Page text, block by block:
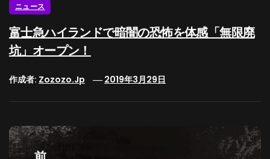
ニュース
富士急ハイランドで暗闇の恐怖を体感「無限廃
坑」オープン！
作成者: Zozozo.jp 2019年3月29日
投